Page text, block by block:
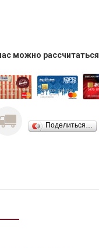
можно
Поделиться…